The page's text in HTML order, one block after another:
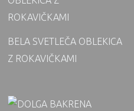
BELA SVETLEČA OBLEKICA
Z ROKAVIČKAMI